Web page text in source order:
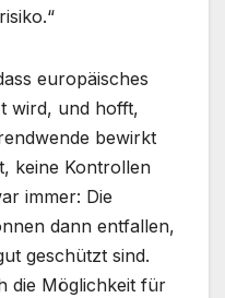
europäisches
wird, und hofft,
bewirkt
keine Kontrollen
immer: Die
dann entfallen,
geschützt sind.
die Möglichkeit für